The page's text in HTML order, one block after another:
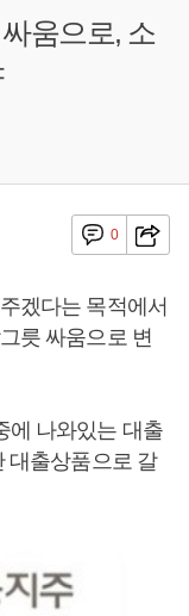
움으로, 소
0
겠다는 목적에서
릇 싸움으로 변
에 나와있는 대출
대출상품으로 갈